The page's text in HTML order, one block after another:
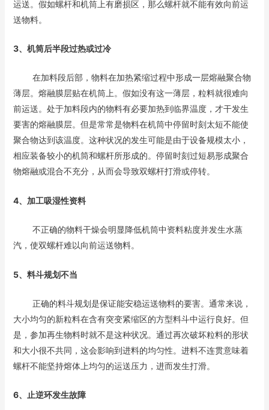
运送。假如螺杆和机筒上有磨损区，那么螺杆就不能有效向前运
送物料。
3、机筒后半段过热或过冷
在加料段后部，物料在加热紧缩过程中形成一层熔融聚合物
薄层。熔融膜层贴在机筒上。假如没有这一薄层，粒料就很难向
前运送。处于加料段内的物料有必要加热到临界温度，才干发生
要害的熔融膜层。但是常常是物料在机筒中停留时刻太短不能使
聚合物达到该温度。这种状况的发生可能是由于设备规模太小，
相应装备较小的机筒和螺杆所形成的。停留时刻过短易形成聚合
物熔融或混合不充分，从而会导致双螺杆打滑或停转。
4、加工吸湿性资料
不正确的物料干燥会明显降低机筒中资料粘度并发生水蒸
汽，使双螺杆难以向前运送物料。
5、料斗规划不当
正确的料斗规划是保证能安稳运送物料的要害。通常来说，
大小均匀的新粒料在含有突变紧缩区的方型料斗中运行良好。但
是，参加再生物料时就不是这种状况。通过再次破坏粒料的形状
和大小很不共同，这会影响到进料的均匀性。进料不连贯意味着
螺杆不能坚持熔体上均匀的运送压力，进而发生打滑。
6、止逆环发生故障